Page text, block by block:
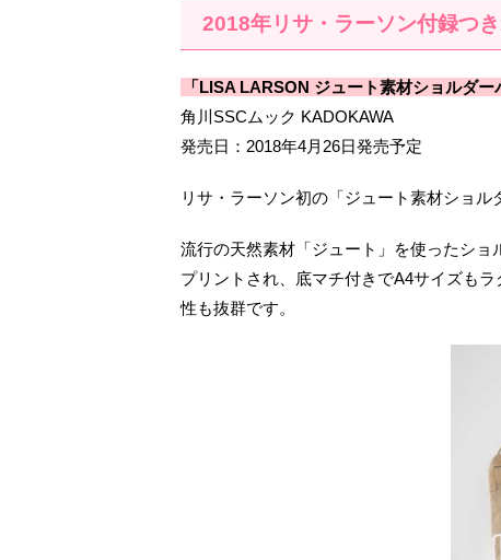
2018年リサ・ラーソン付録つ
「LISA LARSON ジュート素材ショルダー
角川SSCムック KADOKAWA
発売日：2018年4月26日発売予定
リサ・ラーソン初の「ジュート素材ショル
流行の天然素材「ジュート」を使ったシ
プリントされ、底マチ付きでA4サイズも
性も抜群です。